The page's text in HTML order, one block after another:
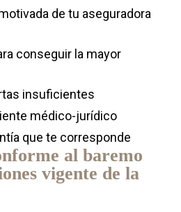
de tu aseguradora
conseguir la mayor
insuficientes
médico-jurídico
que te corresponde
al baremo
vigente de la